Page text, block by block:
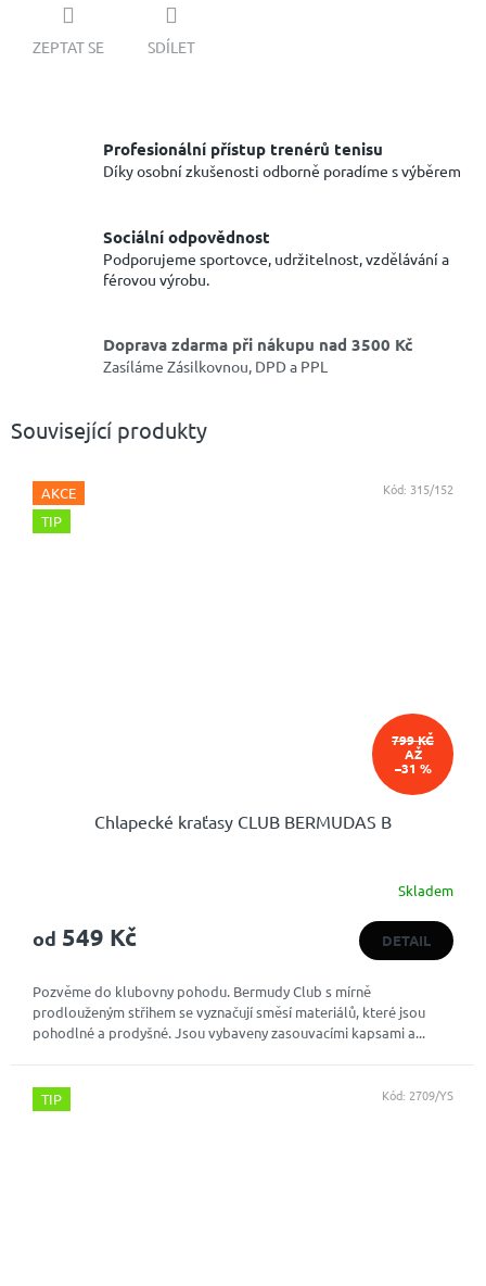
ZEPTAT SE SDÍLET
Profesionální přístup trenérů tenisu
Díky osobní zkušenosti odborně poradíme s výběrem
Sociální odpovědnost
Podporujeme sportovce, udržitelnost, vzdělávání a
férovou výrobu.
Doprava zdarma při nákupu nad 3500 Kč
Zasíláme Zásilkovnou, DPD a PPL
Související produkty
AKCE
TIP
799 KČ
AŽ
–31 %
Chlapecké kraťasy CLUB BERMUDAS B
Skladem
od 549 Kč DETAIL
Pozvěme do klubovny pohodu. Bermudy Club s mírně
prodlouženým střihem se vyznačují směsí materiálů, které jsou
pohodlné a prodyšné. Jsou vybaveny zasouvacími kapsami a...
Kód: 315/152
TIP Kód: 2709/YS